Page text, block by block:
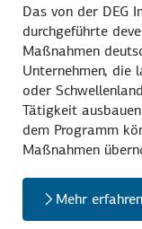
Das von der DEG
durchgeführte
Maßnahmen
Unternehmen, die
oder
Tätigkeit
dem Programm
Maßnahmen
Mehr erfahren